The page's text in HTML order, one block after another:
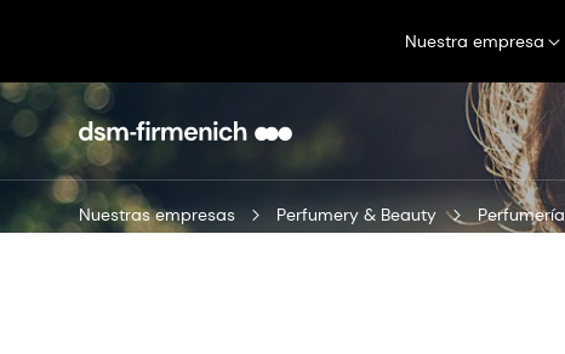
Nuestra empresa
Nuestras empresas Perfumery & Beauty Perfumería